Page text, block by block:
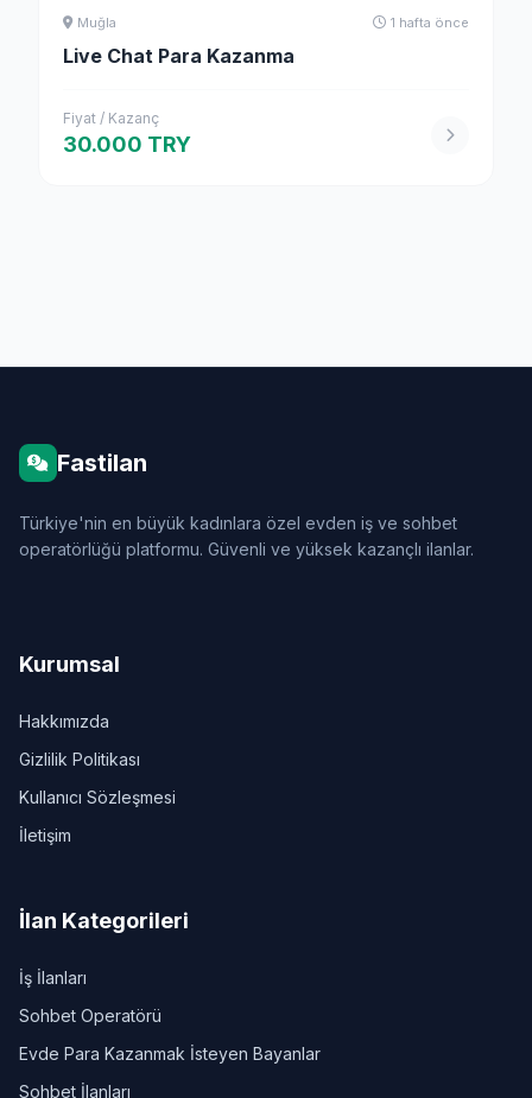
Muğla 1 hafta önce
Live Chat Para Kazanma
Fiyat / Kazanç
30.000 TRY
Fastilan
Türkiye'nin en büyük kadınlara özel evden iş ve sohbet
operatörlüğü platformu. Güvenli ve yüksek kazançlı ilanlar.
Kurumsal
Hakkımızda
Gizlilik Politikası
Kullanıcı Sözleşmesi
İletişim
İlan Kategorileri
İş İlanları
Sohbet Operatörü
Evde Para Kazanmak İsteyen Bayanlar
Sohbet İlanları